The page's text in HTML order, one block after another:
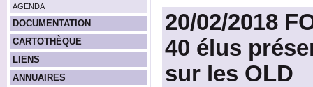
AGENDA
DOCUMENTATION
CARTOTHÈQUE
LIENS
ANNUAIRES
20/02/2018
40 élus
sur les OLD